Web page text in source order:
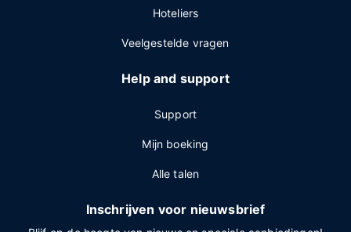
Hoteliers
Veelgestelde vragen
Help and support
Support
Mijn boeking
Alle talen
Inschrijven voor nieuwsbrief